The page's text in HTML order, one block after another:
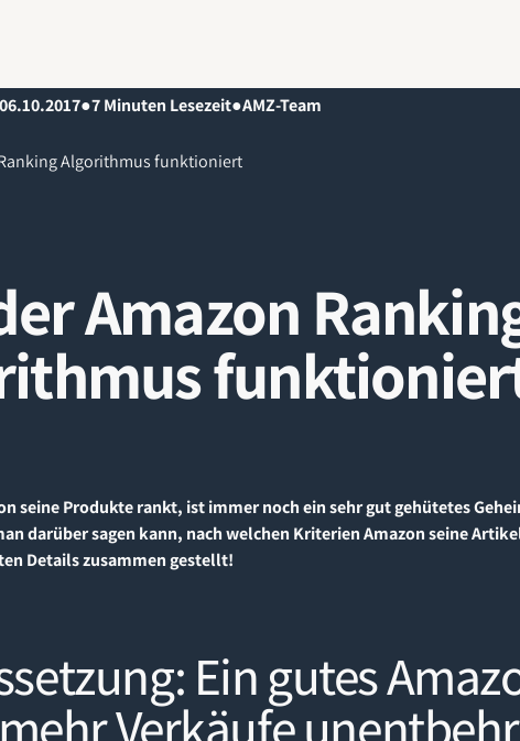
06.10.2017●7Minuten Lesezeit●AMZ-Team
Algorithmus funktioniert
Amazon
seine Produkte rankt, ist immer noch ein sehr gut gehütetes
darüber sagen kann, nach welchen Kriterien Amazon seine
Details zusammen gestellt!
Ein gutes